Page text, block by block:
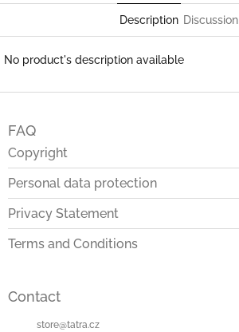
Description Discussion
No product's description available
e
FAQ
Copyright
Personal data protection
Privacy Statement
Terms and Conditions
Contact
store@tatra.cz